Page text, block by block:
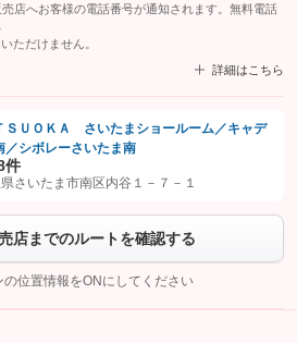
店へお客様の電話番号が通知されます。無料電話
ただけません。
詳細はこちら
トを友だち追加してから「許可する」ボタンを押
こちら
ＵＯＫＡ さいたまショールーム／キャデ
／シボレーさいたま南
件
さいたま市南区内谷１－７－１
店までのルートを確認する
の位置情報をONにしてください